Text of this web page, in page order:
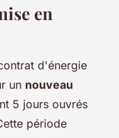
en
d'énergie
un nouveau
5 jours ouvrés
période